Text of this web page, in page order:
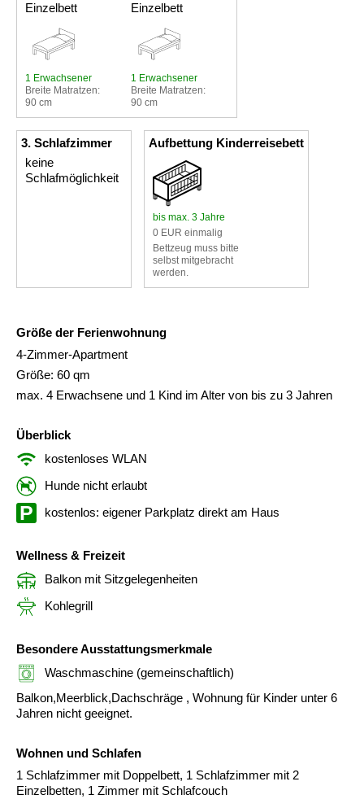
Einzelbett
1 Erwachsener
Breite Matratzen:
90 cm
Einzelbett
1 Erwachsener
Breite Matratzen:
90 cm
3. Schlafzimmer
keine
Schlafmöglichkeit
Aufbettung Kinderreisebett
bis max. 3 Jahre
0 EUR einmalig
Bettzeug muss bitte
selbst mitgebracht
werden.
Größe der Ferienwohnung
4-Zimmer-Apartment
Größe: 60 qm
max. 4 Erwachsene und 1 Kind im Alter von bis zu 3 Jahren
Überblick
kostenloses WLAN
Hunde nicht erlaubt
kostenlos: eigener Parkplatz direkt am Haus
Wellness & Freizeit
Balkon mit Sitzgelegenheiten
Kohlegrill
Besondere Ausstattungsmerkmale
Waschmaschine (gemeinschaftlich)
Balkon,Meerblick,Dachschräge , Wohnung für Kinder unter 6
Jahren nicht geeignet.
Wohnen und Schlafen
1 Schlafzimmer mit Doppelbett, 1 Schlafzimmer mit 2
Einzelbetten, 1 Zimmer mit Schlafcouch